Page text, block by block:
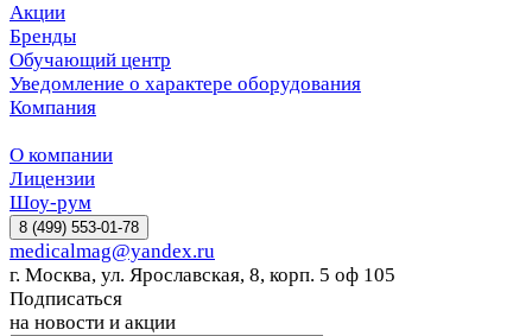
Акции
Бренды
Обучающий центр
Уведомление о характере оборудования
Компания
О компании
Лицензии
Шоу-рум
8 (499) 553-01-78
medicalmag@yandex.ru
г. Москва, ул. Ярославская, 8, корп. 5 оф 105
Подписаться
на новости и акции